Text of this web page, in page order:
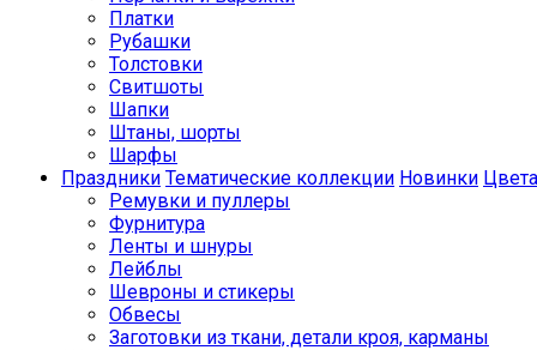
Платки
Рубашки
Толстовки
Свитшоты
Шапки
Штаны, шорты
Шарфы
Праздники Тематические коллекции Новинки Цвета
Ремувки и пуллеры
Фурнитура
Ленты и шнуры
Лейблы
Шевроны и стикеры
Обвесы
Заготовки из ткани, детали кроя, карманы